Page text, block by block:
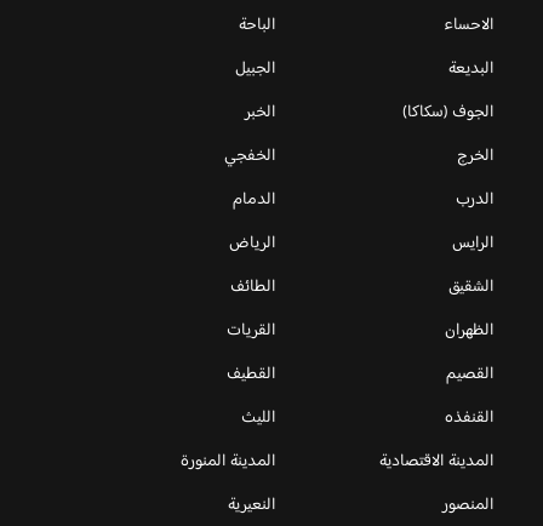
الاحساء
الباحة
البديعة
الجبيل
الجوف (سكاكا)
الخبر
الخرج
الخفجي
الدرب
الدمام
الرايس
الرياض
الشقيق
الطائف
الظهران
القريات
القصيم
القطيف
القنفذه
الليث
المدينة الاقتصادية
المدينة المنورة
المنصور
النعيرية